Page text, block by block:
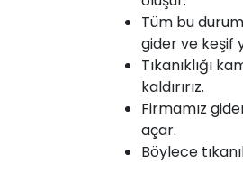
Tüm bu
gider ve keşif
Tıkanıklığı
kaldırırız.
Firmamız
açar.
Böylece